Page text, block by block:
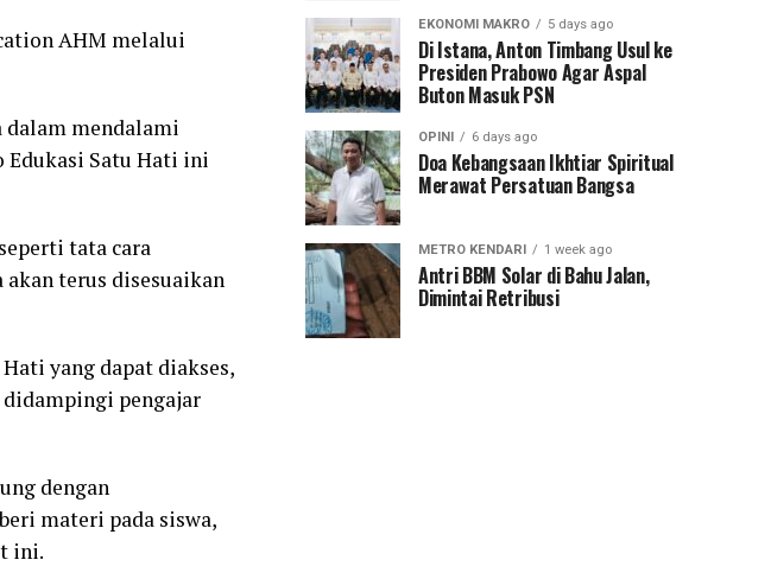
AHM melalui
dalam mendalami
Edukasi Satu Hati ini
tata cara
akan terus disesuaikan
yang dapat diakses,
didampingi pengajar
dengan
materi pada siswa,
ini.
EKONOMI MAKRO 5 days ago
Di Istana, Anton Timbang Usul ke
Presiden Prabowo Agar Aspal
Buton Masuk PSN
OPINI 6 days ago
Doa Kebangsaan Ikhtiar Spiritual
Merawat Persatuan Bangsa
METRO KENDARI 1 week ago
Antri BBM Solar di Bahu Jalan,
Dimintai Retribusi